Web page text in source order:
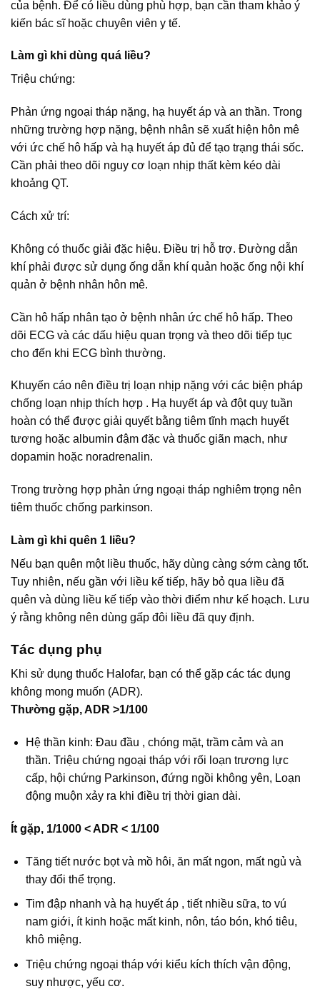
của bệnh. Để có liều dùng phù hợp, bạn cần tham khảo ý
kiến bác sĩ hoặc chuyên viên y tế.
Làm gì khi dùng quá liều?
Triệu chứng:
Phản ứng ngoại tháp nặng, hạ huyết áp và an thần. Trong
những trường hợp nặng, bệnh nhân sẽ xuất hiện hôn mê
với ức chế hô hấp và hạ huyết áp đủ để tạo trạng thái sốc.
Cần phải theo dõi nguy cơ loạn nhịp thất kèm kéo dài
khoảng QT.
Cách xử trí:
Không có thuốc giải đặc hiệu. Điều trị hỗ trợ. Đường dẫn
khí phải được sử dụng ống dẫn khí quản hoặc ống nội khí
quản ở bệnh nhân hôn mê.
Cần hô hấp nhân tạo ở bệnh nhân ức chế hô hấp. Theo
dõi ECG và các dấu hiệu quan trọng và theo dõi tiếp tục
cho đến khi ECG bình thường.
Khuyến cáo nên điều trị loạn nhịp nặng với các biện pháp
chống loạn nhịp thích hợp . Hạ huyết áp và đột quỵ tuần
hoàn có thể được giải quyết bằng tiêm tĩnh mạch huyết
tương hoặc albumin đậm đặc và thuốc giãn mạch, như
dopamin hoặc noradrenalin.
Trong trường hợp phản ứng ngoại tháp nghiêm trọng nên
tiêm thuốc chống parkinson.
Làm gì khi quên 1 liều?
Nếu bạn quên một liều thuốc, hãy dùng càng sớm càng tốt.
Tuy nhiên, nếu gần với liều kế tiếp, hãy bỏ qua liều đã
quên và dùng liều kế tiếp vào thời điểm như kế hoạch. Lưu
ý rằng không nên dùng gấp đôi liều đã quy định.
Tác dụng phụ
Khi sử dụng thuốc Halofar, bạn có thể gặp các tác dụng
không mong muốn (ADR).
Thường gặp, ADR >1/100
Hệ thần kinh: Đau đầu , chóng mặt, trầm cảm và an
thần. Triệu chứng ngoại tháp với rối loạn trương lực
cấp, hội chứng Parkinson, đứng ngồi không yên, Loạn
động muộn xảy ra khi điều trị thời gian dài.
Ít gặp, 1/1000 < ADR < 1/100
Tăng tiết nước bọt và mồ hôi, ăn mất ngon, mất ngủ và
thay đổi thể trọng.
Tim đập nhanh và hạ huyết áp , tiết nhiều sữa, to vú
nam giới, ít kinh hoặc mất kinh, nôn, táo bón, khó tiêu,
khô miệng.
Triệu chứng ngoại tháp với kiểu kích thích vận động,
suy nhược, yếu cơ.